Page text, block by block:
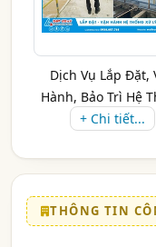
Dịch Vụ Lắp Đặt,
Hành, Bảo Trì Hệ
Xử L...
+ Chi tiết...
THÔNG TIN